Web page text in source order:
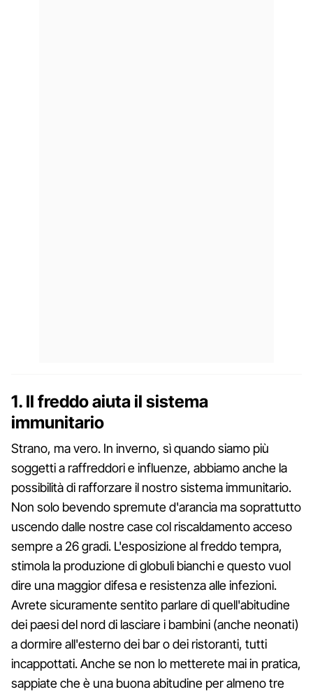
1. Il freddo aiuta il sistema
immunitario
Strano, ma vero. In inverno, sì quando siamo più
soggetti a raffreddori e influenze, abbiamo anche la
possibilità di rafforzare il nostro sistema immunitario.
Non solo bevendo spremute d'arancia ma soprattutto
uscendo dalle nostre case col riscaldamento acceso
sempre a 26 gradi. L'esposizione al freddo tempra,
stimola la produzione di globuli bianchi e questo vuol
dire una maggior difesa e resistenza alle infezioni.
Avrete sicuramente sentito parlare di quell'abitudine
dei paesi del nord di lasciare i bambini (anche neonati)
a dormire all'esterno dei bar o dei ristoranti, tutti
incappottati. Anche se non lo metterete mai in pratica,
sappiate che è una buona abitudine per almeno tre